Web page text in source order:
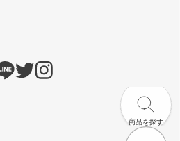
商品を探す